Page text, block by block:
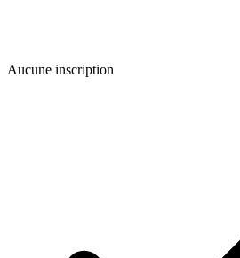
Aucune inscription